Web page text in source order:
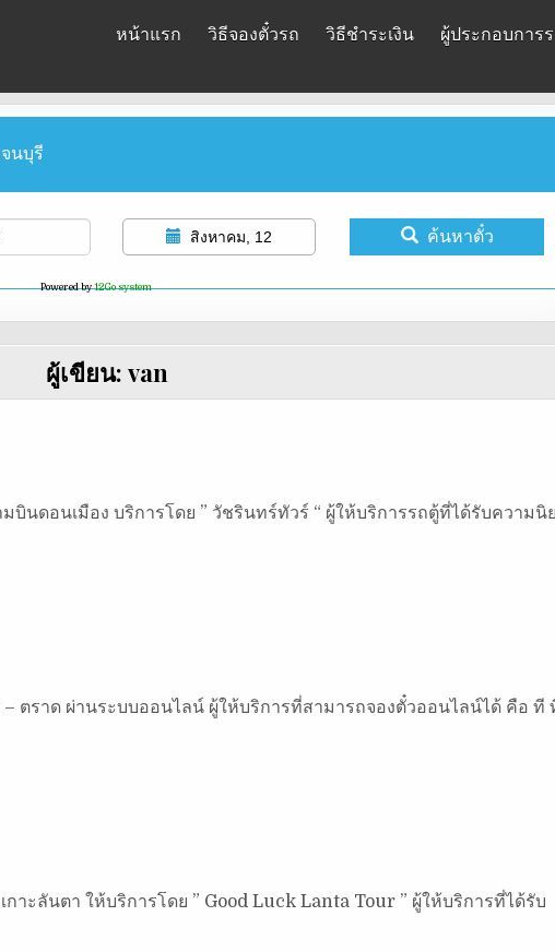
หน้าแรก วิธีจองตั๋วรถ วิธีชำระเงิน ผู้ประกอบการ
นบุรี
สิงหาคม, 12 ค้นหาตั๋ว
Powered by12Go system
ผู้เขียน:van
บินดอนเมือง บริการโดย ” วัชรินทร์ทัวร์ “ ผู้ให้บริการรถตู้ที่ได้รับความนิ
ตราด ผ่านระบบออนไลน์ ผู้ให้บริการที่สามารถจองตั๋วออนไลน์ได้ คือ ที
าะลันตา ให้บริการโดย ” Good Luck Lanta Tour ” ผู้ให้บริการที่ได้รับ